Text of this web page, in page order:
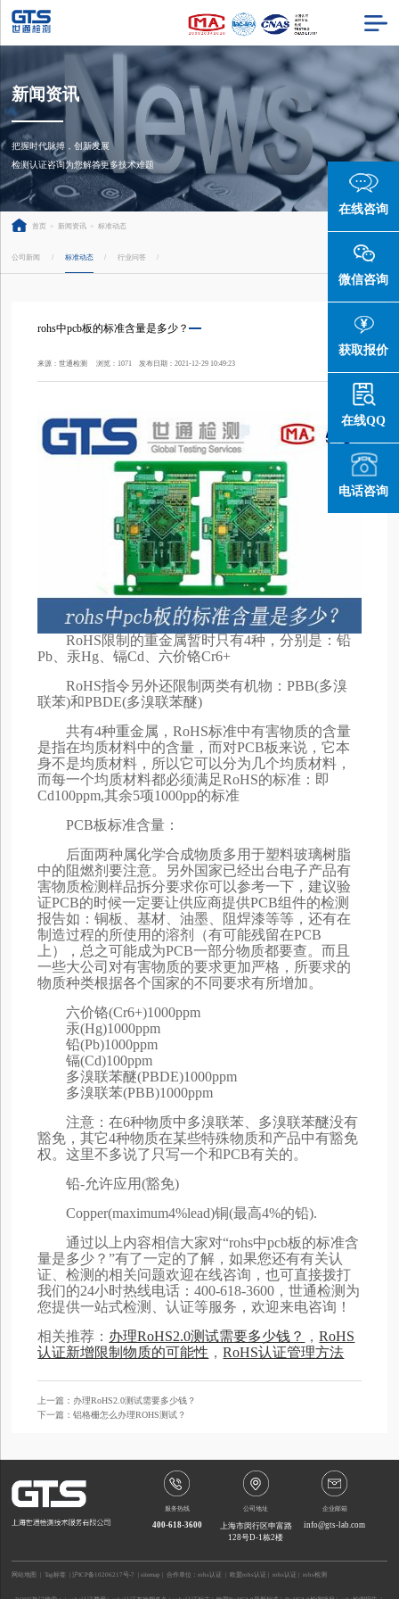
新闻资讯
把握时代脉搏，创新发展
检测认证咨询为您解答更多技术难题
首页 > 新闻资讯 > 标准动态
公司新闻 / 标准动态 / 行业问答 /
rohs中pcb板的标准含量是多少？
来源：世通检测 浏览：1071 发布日期：2021-12-29 10:49:23
RoHS限制的重金属暂时只有4种，分别是：铅
Pb、汞Hg、镉Cd、六价铬Cr6+
RoHS指令另外还限制两类有机物：PBB(多溴
联苯)和PBDE(多溴联苯醚)
共有4种重金属，RoHS标准中有害物质的含量
是指在均质材料中的含量，而对PCB板来说，它本
身不是均质材料，所以它可以分为几个均质材料，
而每一个均质材料都必须满足RoHS的标准：即
Cd100ppm,其余5项1000pp的标准
PCB板标准含量：
后面两种属化学合成物质多用于塑料玻璃树脂
中的阻燃剂要注意。另外国家已经出台电子产品有
害物质检测样品拆分要求你可以参考一下，建议验
证PCB的时候一定要让供应商提供PCB组件的检测
报告如：铜板、基材、油墨、阻焊漆等等，还有在
制造过程的所使用的溶剂（有可能残留在PCB
上），总之可能成为PCB一部分物质都要查。而且
一些大公司对有害物质的要求更加严格，所要求的
物质种类根据各个国家的不同要求有所增加。
六价铬(Cr6+)1000ppm
汞(Hg)1000ppm
铅(Pb)1000ppm
镉(Cd)100ppm
多溴联苯醚(PBDE)1000ppm
多溴联苯(PBB)1000ppm
注意：在6种物质中多溴联苯、多溴联苯醚没有
豁免，其它4种物质在某些特殊物质和产品中有豁免
权。这里不多说了只写一个和PCB有关的。
铅-允许应用(豁免)
Copper(maximum4%lead)铜(最高4%的铅).
通过以上内容相信大家对“rohs中pcb板的标准含
量是多少？”有了一定的了解，如果您还有有关认
证、检测的相关问题欢迎在线咨询，也可直接拨打
我们的24小时热线电话：400-618-3600，世通检测为
您提供一站式检测、认证等服务，欢迎来电咨询！
相关推荐： 办理RoHS2.0测试需要多少钱？ ，RoHS
认证新增限制物质的可能性 ，RoHS认证管理方法
上一篇：办理RoHS2.0测试需要多少钱？
下一篇：铝格栅怎么办理ROHS测试？
在线咨询
微信咨询
获取报价
在线QQ
电话咨询
服务热线
400-618-3600
公司地址
上海市闵行区申富路
128号D-1栋2楼
企业邮箱
info@gts-lab.com
网站地图 |Tag标签 |沪ICP备10206217号-7 |sitemap | 合作单位：rohs认证 |欧盟rohs认证 |rohs认证 |rohs检测